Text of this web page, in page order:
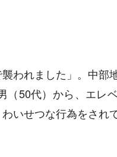
われました」。中部
（50代）から、エレ
いせつな行為をされ